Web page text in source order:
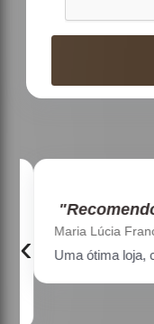
Maria Lúcia
Uma ótima loja,
‹